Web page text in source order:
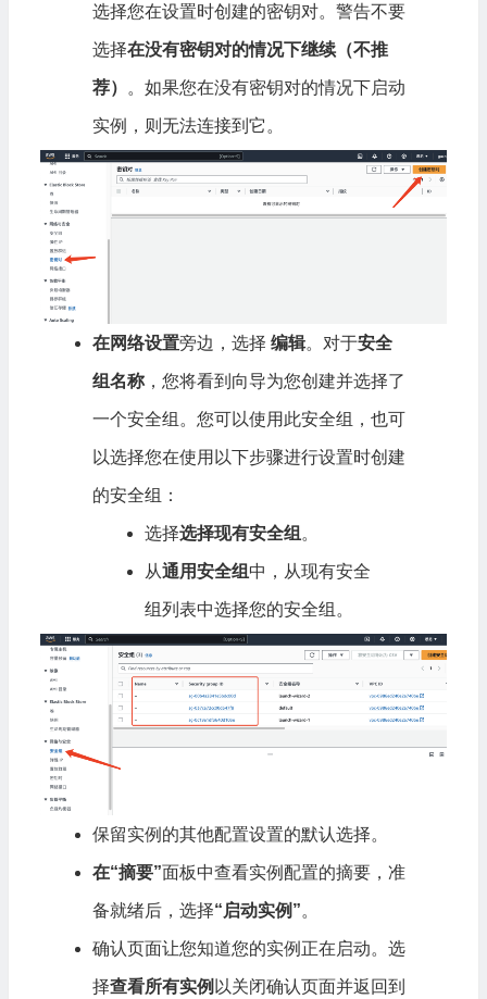
选择您在设置时创建的密钥对。警告不要
选择在没有密钥对的情况下继续（不推
荐） 。如果您在没有密钥对的情况下启动
实例，则无法连接到它。
在网络设置旁边，选择 编辑。对于安全
组名称，您将看到向导为您创建并选择了
一个安全组。您可以使用此安全组，也可
以选择您在使用以下步骤进行设置时创建
的安全组：
选择选择现有安全组 。
从通用安全组 中，从现有安全
组列表中选择您的安全组。
保留实例的其他配置设置的默认选择。
在“摘要”面板中查看实例配置的摘要，准
备就绪后，选择“启动实例”。
确认页面让您知道您的实例正在启动。选
择查看所有实例 以关闭确认页面并返回到